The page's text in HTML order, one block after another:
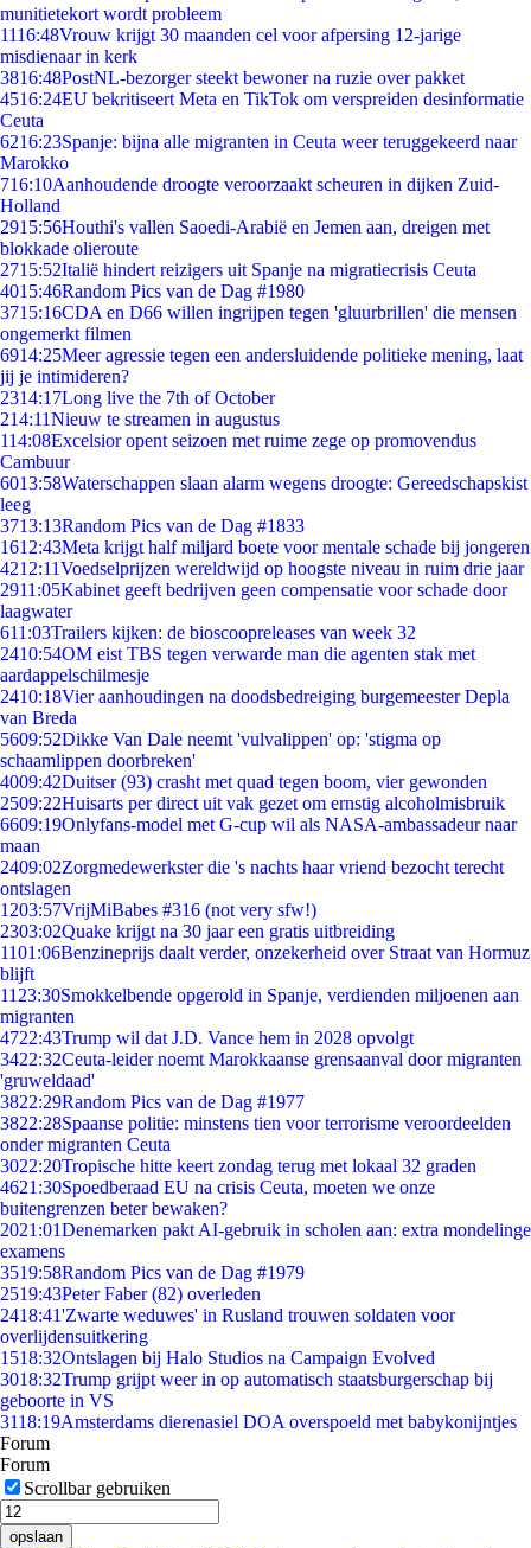
munitietekort wordt probleem
1116:48Vrouw krijgt 30 maanden cel voor afpersing 12-jarige
misdienaar in kerk
3816:48PostNL-bezorger steekt bewoner na ruzie over pakket
4516:24EU bekritiseert Meta en TikTok om verspreiden desinformatie
Ceuta
6216:23Spanje: bijna alle migranten in Ceuta weer teruggekeerd naar
Marokko
716:10Aanhoudende droogte veroorzaakt scheuren in dijken Zuid-
Holland
2915:56Houthi's vallen Saoedi-Arabië en Jemen aan, dreigen met
blokkade olieroute
2715:52Italië hindert reizigers uit Spanje na migratiecrisis Ceuta
4015:46Random Pics van de Dag #1980
3715:16CDA en D66 willen ingrijpen tegen 'gluurbrillen' die mensen
ongemerkt filmen
6914:25Meer agressie tegen een andersluidende politieke mening, laat
jij je intimideren?
2314:17Long live the 7th of October
214:11Nieuw te streamen in augustus
114:08Excelsior opent seizoen met ruime zege op promovendus
Cambuur
6013:58Waterschappen slaan alarm wegens droogte: Gereedschapskist
leeg
3713:13Random Pics van de Dag #1833
1612:43Meta krijgt half miljard boete voor mentale schade bij jongeren
4212:11Voedselprijzen wereldwijd op hoogste niveau in ruim drie jaar
2911:05Kabinet geeft bedrijven geen compensatie voor schade door
laagwater
611:03Trailers kijken: de bioscoopreleases van week 32
2410:54OM eist TBS tegen verwarde man die agenten stak met
aardappelschilmesje
2410:18Vier aanhoudingen na doodsbedreiging burgemeester Depla
van Breda
5609:52Dikke Van Dale neemt 'vulvalippen' op: 'stigma op
schaamlippen doorbreken'
4009:42Duitser (93) crasht met quad tegen boom, vier gewonden
2509:22Huisarts per direct uit vak gezet om ernstig alcoholmisbruik
6609:19Onlyfans-model met G-cup wil als NASA-ambassadeur naar
maan
2409:02Zorgmedewerkster die 's nachts haar vriend bezocht terecht
ontslagen
1203:57VrijMiBabes #316 (not very sfw!)
2303:02Quake krijgt na 30 jaar een gratis uitbreiding
1101:06Benzineprijs daalt verder, onzekerheid over Straat van Hormuz
blijft
11 23:30Smokkelbende opgerold in Spanje, verdienden miljoenen aan
migranten
4722:43Trump wil dat J.D. Vance hem in 2028 opvolgt
3422:32Ceuta-leider noemt Marokkaanse grensaanval door migranten
'gruweldaad'
3822:29Random Pics van de Dag #1977
3822:28Spaanse politie: minstens tien voor terrorisme veroordeelden
onder migranten Ceuta
3022:20Tropische hitte keert zondag terug met lokaal 32 graden
4621:30Spoedberaad EU na crisis Ceuta, moeten we onze
buitengrenzen beter bewaken?
2021:01Denemarken pakt AI-gebruik in scholen aan: extra mondelinge
examens
3519:58Random Pics van de Dag #1979
2519:43Peter Faber (82) overleden
2418:41'Zwarte weduwes' in Rusland trouwen soldaten voor
overlijdensuitkering
1518:32Ontslagen bij Halo Studios na Campaign Evolved
3018:32Trump grijpt weer in op automatisch staatsburgerschap bij
geboorte in VS
3118:19Amsterdams dierenasiel DOA overspoeld met babykonijntjes
Forum
Forum
Scrollbar gebruiken
opslaan